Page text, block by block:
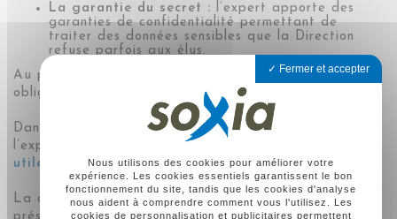
La garantie du secret :
l’expert apporte des
garanties de confidentialité permettant de
traiter des données sensibles que la Direction
refuse parfois aux élus.
Au pire, si vous ne recevez pas tous les documents
obligatoires, l'expert-comptable vous les obtiendra.
Dans cette expertise pour le CSE (L. 2315-88)
l’expert-comptable
demande
utiles
à sa mission.
La direction tente souvent de transformer les élus
Fermer et accepter
Nous utilisons des cookies pour améliorer votre
expérience. Les cookies essentiels garantissent le bon
fonctionnement du site, tandis que les cookies d'analyse
nous aident à comprendre comment vous l'utilisez. Les
cookies de personnalisation et publicitaires permettent